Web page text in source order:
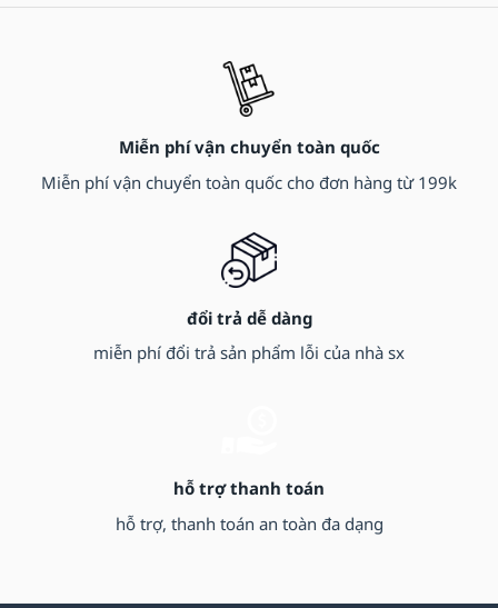
Miễn phí vận chuyển toàn quốc
Miễn phí vận chuyển toàn quốc cho đơn hàng từ 199k
đổi trả dễ dàng
miễn phí đổi trả sản phẩm lỗi của nhà sx
hỗ trợ thanh toán
hỗ trợ, thanh toán an toàn đa dạng